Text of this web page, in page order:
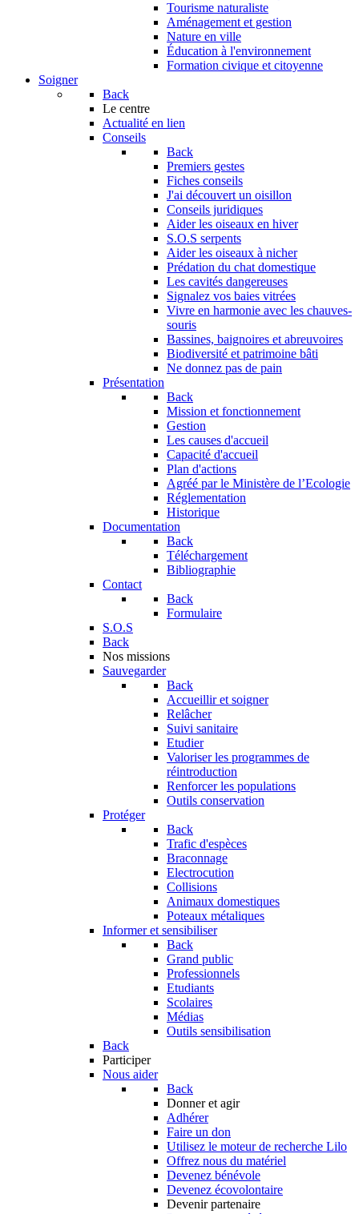
Tourisme naturaliste
Aménagement et gestion
Nature en ville
Éducation à l'environnement
Formation civique et citoyenne
Soigner
Back
Le centre
Actualité en lien
Conseils
Back
Premiers gestes
Fiches conseils
J'ai découvert un oisillon
Conseils juridiques
Aider les oiseaux en hiver
S.O.S serpents
Aider les oiseaux à nicher
Prédation du chat domestique
Les cavités dangereuses
Signalez vos baies vitrées
Vivre en harmonie avec les chauves-
souris
Bassines, baignoires et abreuvoires
Biodiversité et patrimoine bâti
Ne donnez pas de pain
Présentation
Back
Mission et fonctionnement
Gestion
Les causes d'accueil
Capacité d'accueil
Plan d'actions
Agréé par le Ministère de l’Ecologie
Réglementation
Historique
Documentation
Back
Téléchargement
Bibliographie
Contact
Back
Formulaire
S.O.S
Back
Nos missions
Sauvegarder
Back
Accueillir et soigner
Relâcher
Suivi sanitaire
Etudier
Valoriser les programmes de
réintroduction
Renforcer les populations
Outils conservation
Protéger
Back
Trafic d'espèces
Braconnage
Electrocution
Collisions
Animaux domestiques
Poteaux métaliques
Informer et sensibiliser
Back
Grand public
Professionnels
Etudiants
Scolaires
Médias
Outils sensibilisation
Back
Participer
Nous aider
Back
Donner et agir
Adhérer
Faire un don
Utilisez le moteur de recherche Lilo
Offrez nous du matériel
Devenez bénévole
Devenez écovolontaire
Devenir partenaire